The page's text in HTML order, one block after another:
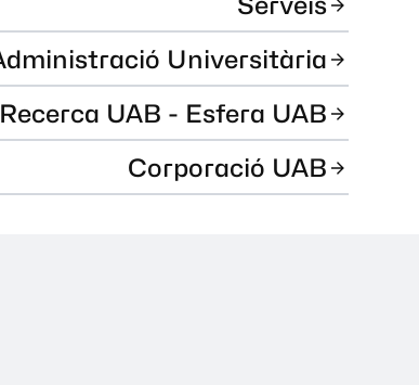
Universitària
UAB - Esfera UAB
Corporació UAB